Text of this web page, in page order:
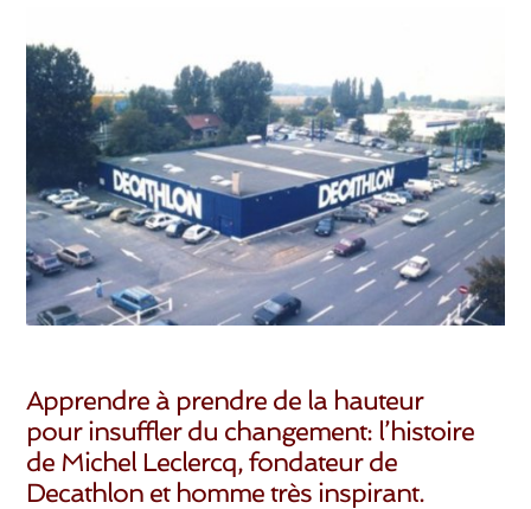
Apprendre à prendre de la hauteur
pour insuffler du changement: l’histoire
de Michel Leclercq, fondateur de
Decathlon et homme très inspirant.